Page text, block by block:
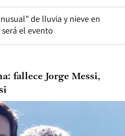
de lluvia y nieve en
el evento
fallece Jorge Messi,